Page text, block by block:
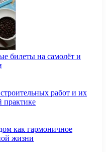
билеты на самолёт и
работ и их
практике
как гармоничное
жизни